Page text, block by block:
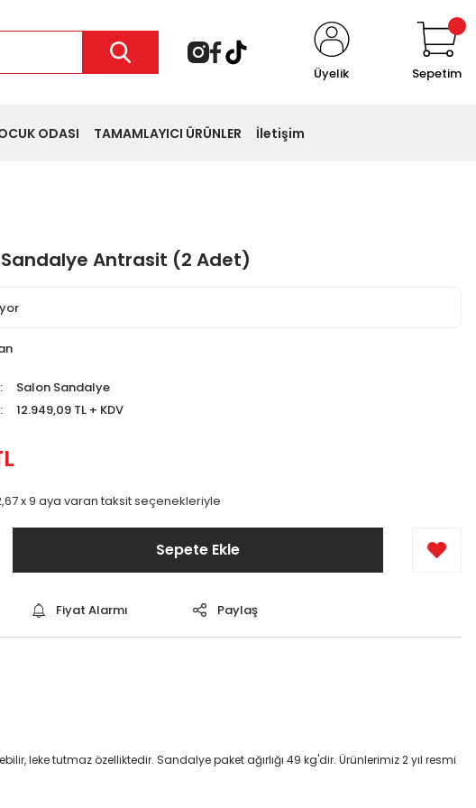
Üyelik Sepetim
ODASI TAMAMLAYICI ÜRÜNLER İletişim
Antrasit (2 Adet)
Salon Sandalye
12.949,09 TL + KDV
x 9 aya varan taksit seçenekleriyle
Sepete Ekle
Fiyat Alarmı Paylaş
leke tutmaz özelliktedir. Sandalye paket ağırlığı 49 kg'dir. Ürünlerimiz 2 yıl resmi